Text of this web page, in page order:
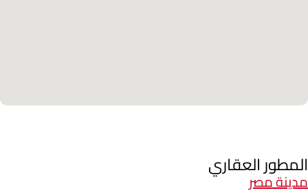
المطور العقاري
مدينة مصر